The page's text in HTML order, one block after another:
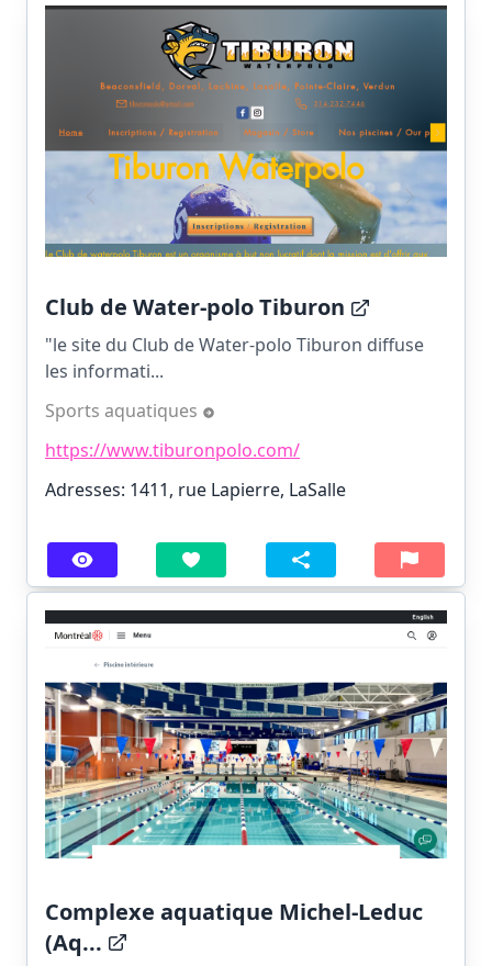
Club de Water-polo Tiburon
"le site du Club de Water-polo Tiburon diffuse
les informati...
Sports aquatiques
https://www.tiburonpolo.com/
Adresses: 1411, rue Lapierre, LaSalle
Complexe aquatique Michel-Leduc
(Aq...